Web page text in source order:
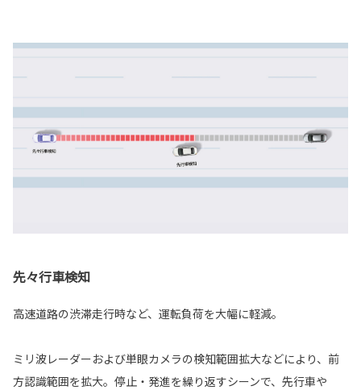
先々行車検知
高速道路の渋滞走行時など、運転負荷を大幅に軽減。
ミリ波レーダーおよび単眼カメラの検知範囲拡大などにより、前
方認識範囲を拡大。停止・発進を繰り返すシーンで、先行車や